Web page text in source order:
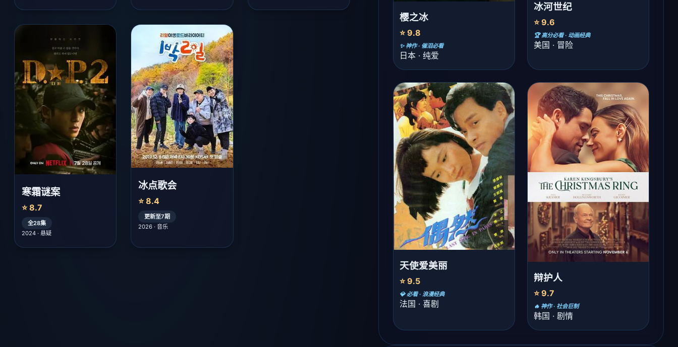
寒霜谜案
⭐ 8.7
全28集
2024 · 悬疑
冰点歌会
⭐ 8.4
更新至7期
2026 · 音乐
樱之冰
⭐ 9.8
✨ 神作 · 催泪必看
日本 · 纯爱
冰河世纪
⭐ 9.6
🏆 高分必看 · 动画经典
美国 · 冒险
天使爱美丽
⭐ 9.5
💎 必看 · 浪漫经典
法国 · 喜剧
辩护人
⭐ 9.7
🔥 神作 · 社会巨制
韩国 · 剧情